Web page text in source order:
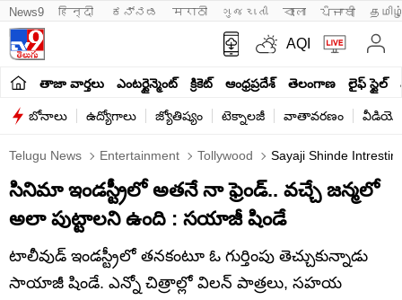
News9 हिन्दी ಕನ್ನಡ मराठी ગુજરાતી বাংলা ਪੰਜਾਬੀ
AQI
తాజా వార్తలు ఎంటర్టైన్మెంట్ క్రికెట్ ఆంధ్రప్రదేశ్ తెలంగాణ లైఫ్ స్టైల్
బోనాలు ఉద్యోగాలు జ్యోతిష్యం టెక్నాలజీ వాతావరణం
Telugu News Entertainment Tollywood Sayaji Shinde
సినిమా ఇండస్ట్రీలో అతనే నా ఫ్రెండ్.. వచ్చే జన్మలో
అలా పుట్టాలని ఉంది : సయాజీ షిండే
టాలీవుడ్ ఇండస్ట్రీలో తనకంటూ ఓ గుర్తింపు తెచ్చుకున్నాడు
సాయాజీ షిండే. ఎన్నో చిత్రాల్లో విలన్ పాత్రలు, సహయ